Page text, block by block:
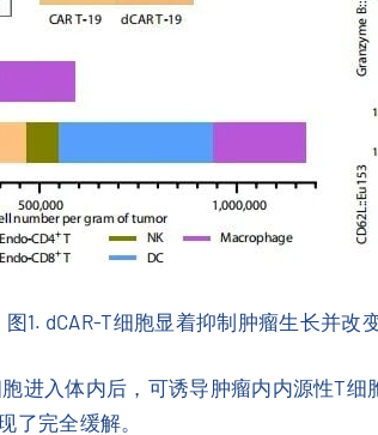
图1. dCAR-T细胞显着抑制肿瘤生长并改
进入体内后，可诱导肿瘤内内源性T
了完全缓解。